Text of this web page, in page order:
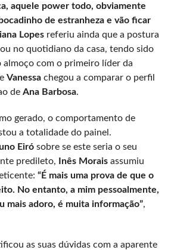
aquele power todo, obviamente
de estranheza e vão ficar
Lopesreferiu ainda que a postura
no quotidiano da casa, tendo sido
almoço com o primeiro líder da
Vanessachegou a comparar o perfil
de Ana Barbosa.
gerado, o comportamento de
a totalidade do painel.
Eirósobre se este seria o seu
predileto,
Inês Moraisassumiu
“É mais uma prova de que o
No entanto, a mim pessoalmente,
mais adoro, é muita informação”,
as suas dúvidas com a aparente